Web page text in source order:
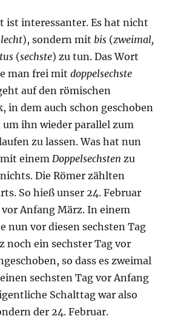
ist interessanter. Es hat nicht
), sondern mit bis (zweimal,
(sechste) zu tun. Das Wort
man frei mitdoppelsechste
auf den römischen
in dem auch schon geschoben
um ihn wieder parallel zum
zu lassen. Was hat nun
einem Doppelsechsten zu
Die Römer zählten
So hieß unser 24. Februar
vor Anfang März. In einem
nun vor diesen sechsten Tag
noch ein sechster Tag vor
so dass es zweimal
sechsten Tag vor Anfang
Schalttag war also
der 24. Februar.